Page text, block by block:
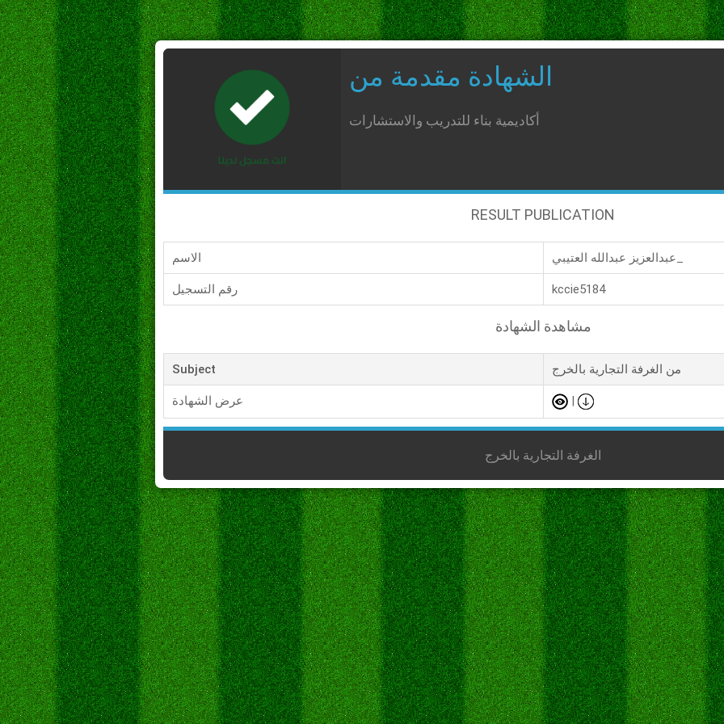
الشهادة مقدمة من
أكاديمية بناء للتدريب والاستشارات
RESULT PUBLICATION
الاسم
رقم التسجيل kccie5184
مشاهدة الشهادة
Subject من الغرفة التجارية بالخرج
عرض الشهادة |
الغرفة التجارية بالخرج